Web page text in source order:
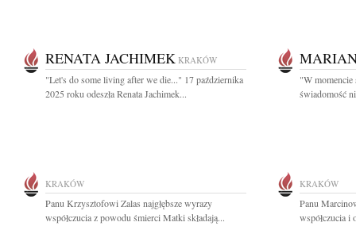
RENATA JACHIMEK KRAKÓW
"Let's do some living after we die..." 17 października
2025 roku odeszła Renata Jachimek...
"W momencie
świadomość
KRAKÓW
Panu Krzysztofowi Zalas najgłębsze wyrazy
współczucia z powodu śmierci Matki składają...
KRAKÓW
Panu
współczucia i